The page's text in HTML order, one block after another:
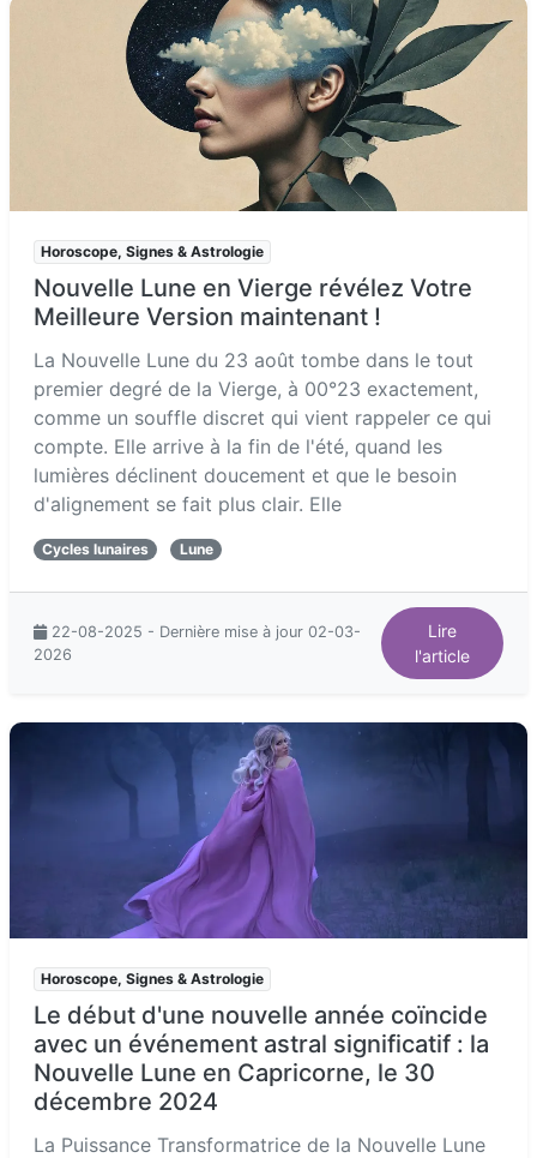
Horoscope, Signes & Astrologie
Nouvelle Lune en Vierge révélez Votre
Meilleure Version maintenant !
La Nouvelle Lune du 23 août tombe dans le tout
premier degré de la Vierge, à 00°23 exactement,
comme un souffle discret qui vient rappeler ce qui
compte. Elle arrive à la fin de l'été, quand les
lumières déclinent doucement et que le besoin
d'alignement se fait plus clair. Elle
Cycles lunaires Lune
22-08-2025 - Dernière mise à jour 02-03-
2026
Lire
l'article
Horoscope, Signes & Astrologie
Le début d'une nouvelle année coïncide
avec un événement astral significatif : la
Nouvelle Lune en Capricorne, le 30
décembre 2024
La Puissance Transformatrice de la Nouvelle Lune